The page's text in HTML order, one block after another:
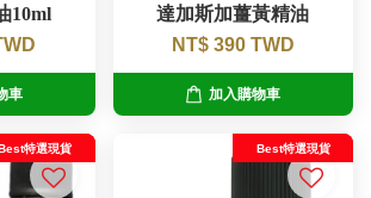
10ml
車
達加斯加薑黃精油
NT$ 390 TWD
加入購物車
特選現貨 Best特選現貨